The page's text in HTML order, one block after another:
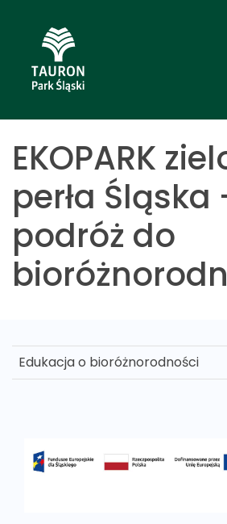
EKOPARK
perła Śląska
podróż do
Edukacja o bioróżnorodności